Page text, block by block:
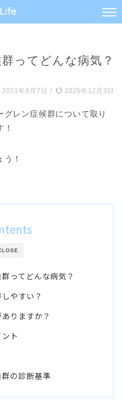
Life
ってどんな病気？
2021年8月7日 / 2025年12月3日
レン症候群について取り
！
ってどんな病気？
やすい？
りますか？
ト
の診断基準